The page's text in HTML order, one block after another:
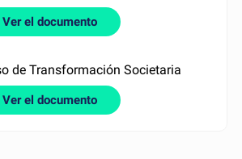
Ver el documento
de Transformación Societaria
Ver el documento